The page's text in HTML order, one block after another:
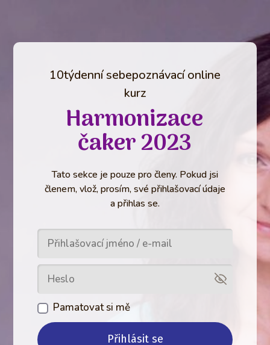
10týdenní sebepoznávací online
kurz
Harmonizace
čaker 2023
Tato sekce je pouze pro členy. Pokud jsi
členem, vlož, prosím, své přihlašovací údaje
a přihlas se.
Pamatovat si mě
Přihlásit se